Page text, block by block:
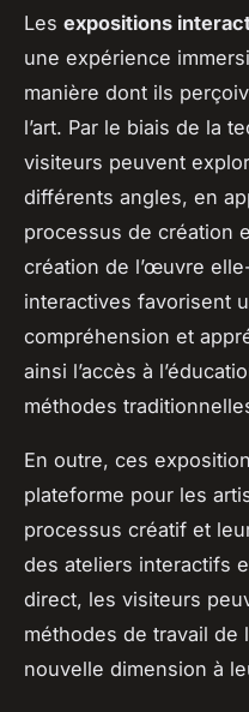
Les expositions
une expérience
manière dont ils
l’art. Par le biais de la
visiteurs peuvent
différents angles, en
processus de création
création de l’œuvre
interactives favorisent
compréhension et
ainsi l’accès à
méthodes
En outre, ces
plateforme pour les
processus créatif et
des ateliers interactifs
direct, les visiteurs
méthodes de travail de
nouvelle dimension à